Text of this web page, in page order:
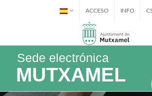
ACCESO INFO
Sede electrónica
MUTXAMEL